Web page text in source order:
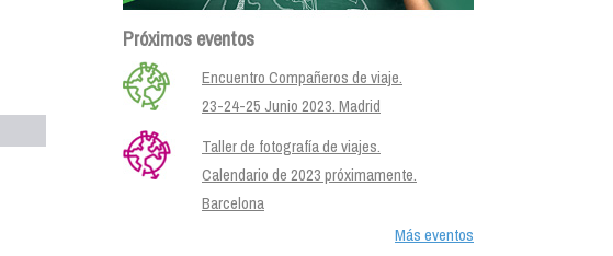
Próximos eventos
Encuentro Compañeros de viaje.
23-24-25 Junio 2023. Madrid
Taller de fotografía de viajes.
Calendario de 2023 próximamente.
Barcelona
Más eventos